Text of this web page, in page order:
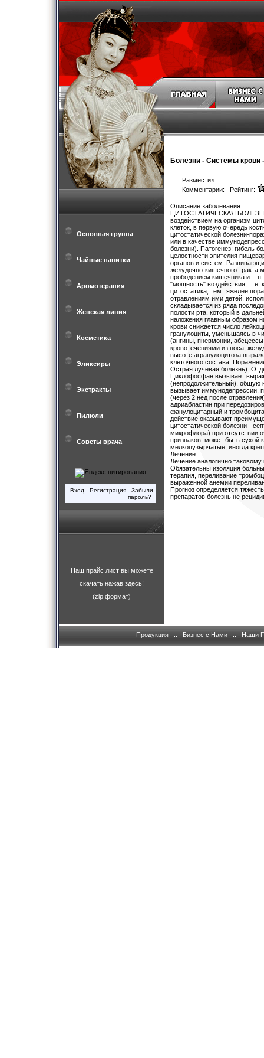
Основная группа
Чайные напитки
Аромотерапия
Женская линия
Косметика
Эликсиры
Экстракты
Пилюли
Советы врача
Вход Регистрация
Забыли
пароль?
Наш прайс лист вы можете
скачать нажав здесь!
(zip формат)
Болезни - Системы крови
Разместил:
Комментарии: Рейтинг:
Описание заболевания
ЦИТОСТАТИЧЕСКАЯ БОЛЕЗНЬ-
воздействием на организм
клеток, в первую очередь
цитостатической болезни-
или в качестве
болезни). Патогенез: гибель
целостности эпителия
органов и систем.
желудочно-кишечного тракта
прободением кишечника и т.
"мощность" воздействия, т. е.
цитостатика, тем тяжелее
отравлениям ими детей,
складывается из ряда
полости рта, который в
наложения главным образом
крови снижается число
гранулоциты, уменьшаясь в
(ангины, пневмонии,
кровотечениями из носа,
высоте агранулоцитоза
клеточного состава.
Острая лучевая болезнь).
Циклофосфан вызывает
(непродолжительный), общую
вызывает иммунодепрессии,
(через 2 нед после
адриабластин при
фанулоцитарный и
действие оказывают
цитостатической болезни -
микрофлора) при отсутствии
признаков: может быть сухой
мелкопузырчатые, иногда
Лечение
Лечение аналогично
Обязательны изоляция
терапия, переливание
выраженной анемии
Прогноз определяется
препаратов болезнь не
Продукция :: Бизнес с Нами :: Наши